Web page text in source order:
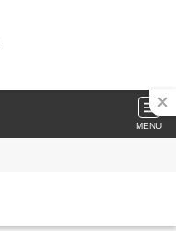
MENU